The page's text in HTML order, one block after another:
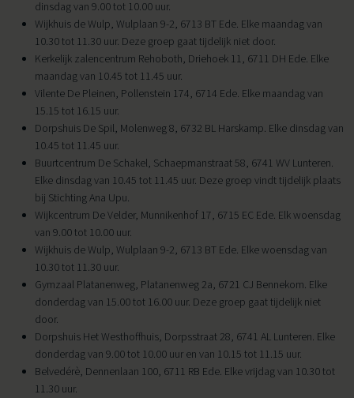
dinsdag van 9.00 tot 10.00 uur.
Wijkhuis de Wulp, Wulplaan 9-2, 6713 BT Ede. Elke maandag van
10.30 tot 11.30 uur. Deze groep gaat tijdelijk niet door.
Kerkelijk zalencentrum Rehoboth, Driehoek 11, 6711 DH Ede. Elke
maandag van 10.45 tot 11.45 uur.
Vilente De Pleinen, Pollenstein 174, 6714 Ede. Elke maandag van
15.15 tot 16.15 uur.
Dorpshuis De Spil, Molenweg 8, 6732 BL Harskamp. Elke dinsdag van
10.45 tot 11.45 uur.
Buurtcentrum De Schakel, Schaepmanstraat 58, 6741 WV Lunteren.
Elke dinsdag van 10.45 tot 11.45 uur. Deze groep vindt tijdelijk plaats
bij Stichting Ana Upu.
Wijkcentrum De Velder, Munnikenhof 17, 6715 EC Ede. Elk woensdag
van 9.00 tot 10.00 uur.
Wijkhuis de Wulp, Wulplaan 9-2, 6713 BT Ede. Elke woensdag van
10.30 tot 11.30 uur.
Gymzaal Platanenweg, Platanenweg 2a, 6721 CJ Bennekom. Elke
donderdag van 15.00 tot 16.00 uur. Deze groep gaat tijdelijk niet
door.
Dorpshuis Het Westhoffhuis, Dorpsstraat 28, 6741 AL Lunteren. Elke
donderdag van 9.00 tot 10.00 uur en van 10.15 tot 11.15 uur.
Belvedérè, Dennenlaan 100, 6711 RB Ede. Elke vrijdag van 10.30 tot
11.30 uur.